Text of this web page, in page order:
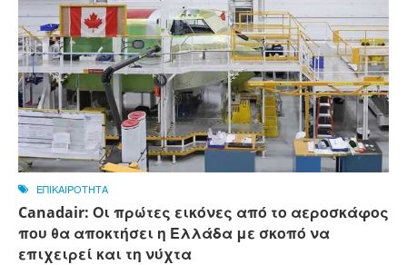
ΕΠΙΚΑΙΡΟΤΗΤΑ
Canadair: Οι πρώτες εικόνες από το αεροσκάφος
που θα αποκτήσει η Ελλάδα με σκοπό να
επιχειρεί και τη νύχτα